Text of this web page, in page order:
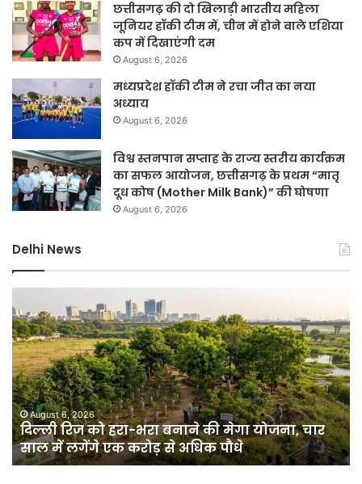
छत्तीसगढ़ की दो खिलाड़ी भारतीय महिला
जूनियर हॉकी टीम में, चीन में होने वाले एशिया
कप में दिखाएंगी दम
August 6, 2026
मध्यप्रदेश हॉकी टीम ने रचा जीत का नया
अध्याय
August 6, 2026
विश्व स्तनपान सप्ताह के राज्य स्तरीय कार्यक्रम
का सफल आयोजन, छत्तीसगढ़ के प्रथम “मातृ
दूध कोष (Mother Milk Bank)” की घोषणा
August 6, 2026
Delhi News
रिज
को
हरा-
भरा
बनाने
की
मेगा
योजना,
चार
साल
August 6, 2026
दिल्ली रिज को हरा-भरा बनाने की मेगा योजना, चार
साल में लगेंगे एक करोड़ से अधिक पौधे
से
के
बीच